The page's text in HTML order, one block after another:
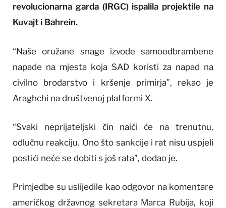
revolucionarna garda (IRGC) ispalila projektile na
Kuvajt i Bahrein.
“Naše oružane snage izvode samoodbrambene
napade na mjesta koja SAD koristi za napad na
civilno brodarstvo i kršenje primirja”, rekao je
Araghchi na društvenoj platformi X.
“Svaki neprijateljski čin naići će na trenutnu,
odlučnu reakciju. Ono što sankcije i rat nisu uspjeli
postići neće se dobiti s još rata”, dodao je.
Primjedbe su uslijedile kao odgovor na komentare
američkog državnog sekretara Marca Rubija, koji